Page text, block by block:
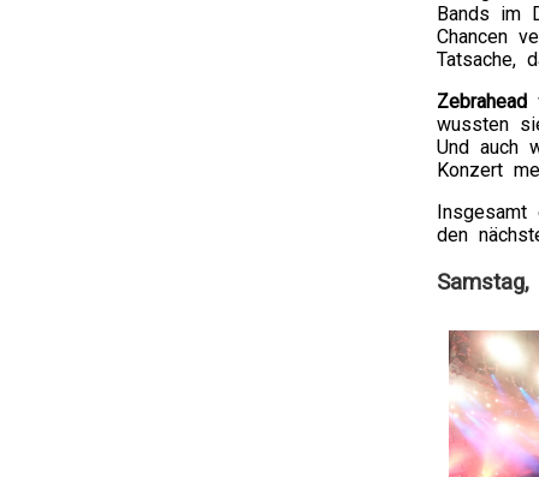
Bands im
Chancen
Tatsache,
Zebrahead
wussten
Und auch
Konzert
den